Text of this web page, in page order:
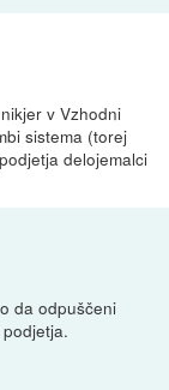
v Vzhodni
sistema (torej
delojemalci
da odpuščeni